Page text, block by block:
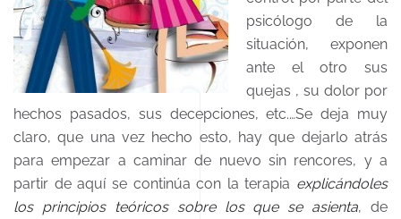
psicólogo de la
situación, exponen
ante el otro sus
quejas , su dolor por
hechos pasados, sus decepciones, etc.…Se deja muy
claro, que una vez hecho esto, hay que dejarlo atrás
para empezar a caminar de nuevo sin rencores, y a
partir de aquí se continúa con la terapia explicándoles
los principios teóricos sobre los que se asienta, de